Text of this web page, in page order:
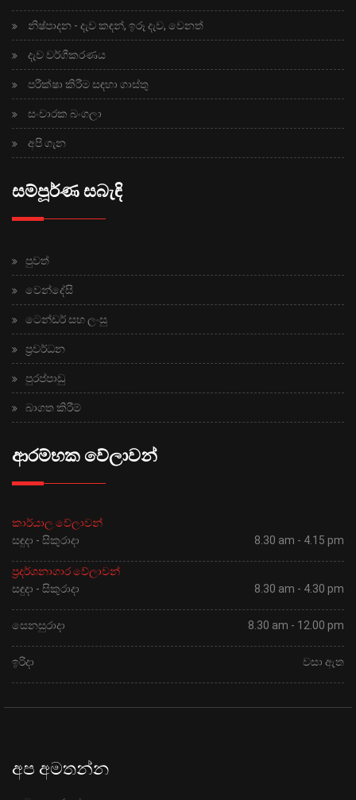
නිෂ්පාදන - දැව කඳන්, ඉරූ දැව, වෙනත්
දැව වර්ගීකරණය
පරීක්ෂා කිරීම සඳහා ගාස්තු
සංචාරක බංගලා
අපි ගැන
සම්පූර්ණ සබැඳි
පුවත්
වෙන්දේසි
ටෙන්ඩර් සහ ලංසු
ප්‍රවර්ධන
පුරප්පාඩු
බාගත කිරීම්
ආරම්භක වේලාවන්
කාර්යාල වේලාවන්
සඳුදා - සිකුරාදා
8.30 am - 4.15 pm
ප්‍රදර්ශනාගාර වේලාවන්
සඳුදා - සිකුරාදා
8.30 am - 4.30 pm
සෙනසුරාදා 8.30 am - 12.00 pm
ඉරිදා වසා ඇත
අප අමතන්න